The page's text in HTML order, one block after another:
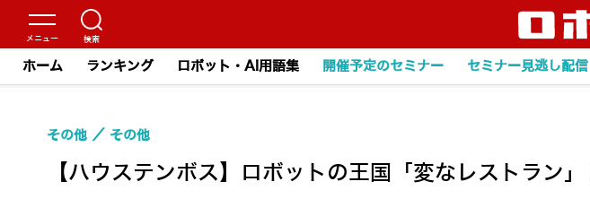
ホーム ランキング ロボット・AI用語集 開催予定のセミナー セミナー見逃し配信
【ハウステンボス】ロボットの王国「変なレストラン
その他 その他